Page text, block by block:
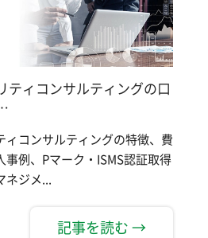
ティコンサルティングの口
ィコンサルティングの特徴、費
事例、Pマーク・ISMS認証取得
ネジメ...
記事を読む →